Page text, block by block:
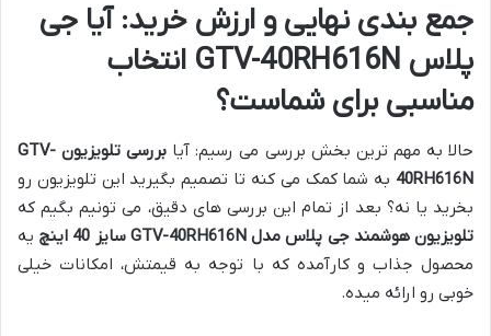
جمع بندی نهایی و ارزش خرید: آیا جی
پلاس GTV-40RH616N انتخاب
مناسبی برای شماست؟
حالا به مهم ترین بخش بررسی می رسیم: آیا
بررسی تلویزیون GTV-
40RH616N به شما کمک می کنه تا تصمیم بگیرید این تلویزیون رو
بخرید یا نه؟ بعد از تمام این بررسی های دقیق، می تونیم بگیم که
تلویزیون هوشمند جی پلاس مدل GTV-40RH616N سایز 40 اینچ
یه
محصول جذاب و کارآمده که با توجه به قیمتش، امکانات خیلی
خوبی رو ارائه میده.